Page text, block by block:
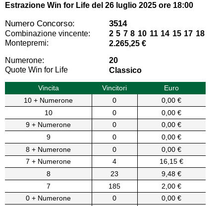
Estrazione Win for Life del 26 luglio 2025 ore 18:00
Numero Concorso: 3514
Combinazione vincente:
2 5 7 8 10 11 14 15 17 18
Montepremi:
2.265,25 €
Numerone:
20
Quote Win for Life
Classico
Vincita Vincitori
Euro
10 + Numerone
0
0,00 €
10
0
0,00 €
9 + Numerone
0
0,00 €
9
0
0,00 €
8 + Numerone
0
0,00 €
7 + Numerone
4
16,15 €
8
23
9,48 €
7
185
2,00 €
0 + Numerone
0
0,00 €